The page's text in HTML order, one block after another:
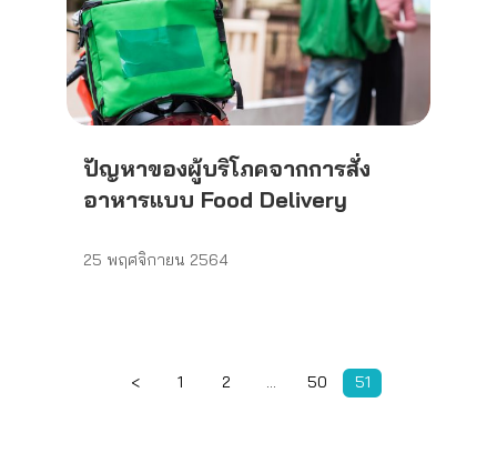
ปัญหาของผู้บริโภคจากการสั่ง
อาหารแบบ Food Delivery
25 พฤศจิกายน 2564
< Page
1 Page
2 … Page
50 Page
51